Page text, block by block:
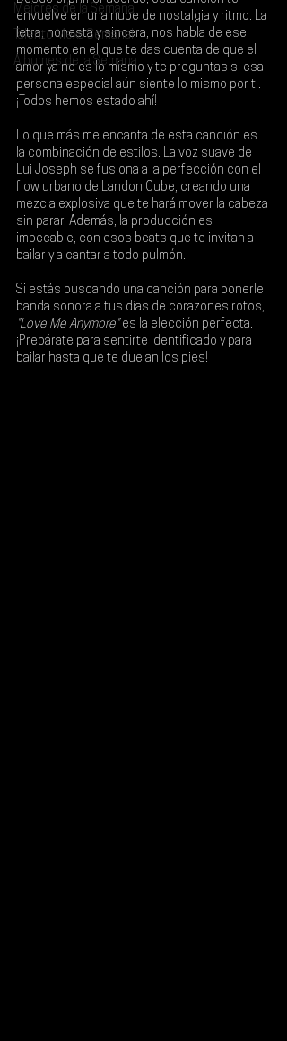
Mejores de la Semana
Talento Mexa Semanal
Álbumes de la Semana
envuelve en una nube de nostalgia y ritmo. La
letra, honesta y sincera, nos habla de ese
momento en el que te das cuenta de que el
amor ya no es lo mismo y te preguntas si esa
persona especial aún siente lo mismo por ti.
¡Todos hemos estado ahí!
Lo que más me encanta de esta canción es
la combinación de estilos. La voz suave de
Lui Joseph se fusiona a la perfección con el
flow urbano de Landon Cube, creando una
mezcla explosiva que te hará mover la cabeza
sin parar. Además, la producción es
impecable, con esos beats que te invitan a
bailar y a cantar a todo pulmón.
Si estás buscando una canción para ponerle
banda sonora a tus días de corazones rotos,
"Love Me Anymore" es la elección perfecta.
¡Prepárate para sentirte identificado y para
bailar hasta que te duelan los pies!